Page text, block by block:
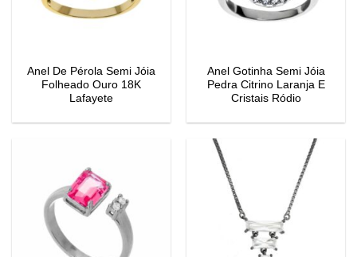
Anel De Pérola Semi Jóia
Folheado Ouro 18K
Lafayete
Anel Gotinha Semi Jóia
Pedra Citrino Laranja E
Cristais Ródio